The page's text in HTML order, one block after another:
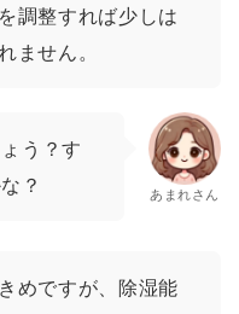
調整すれば少しは
ません。
う？す
？
あまれさん
めですが、除湿能